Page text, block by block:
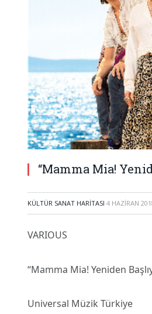
“Mamma Mia!
KÜLTÜR SANAT HARITASI 4 HAZIRAN
VARIOUS
“Mamma Mia! Yeniden
Universal Müzik Türkiye